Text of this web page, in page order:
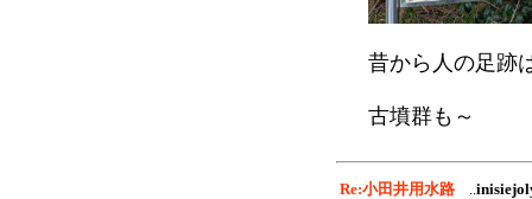
昔から人の足跡
古墳群も～
Re:小田井用水路 ..